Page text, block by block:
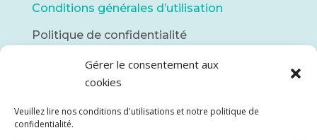
Gérer le consentement aux
cookies
Veuillez lire nos conditions d'utilisations et notre politique de
confidentialité.
Conditions générales d’utilisation
Politique de confidentialité
Contact
(418) 748-7142